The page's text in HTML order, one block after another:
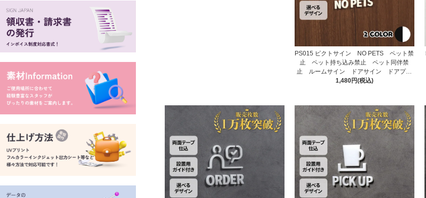
PS015 ピクトサイン NO PETS ペット禁
止 ペット持ち込み禁止 ペット同伴禁
止 ルームサイン ドアサイン ドアプレ
ート サイン 表札 室札
1,480円(税込)